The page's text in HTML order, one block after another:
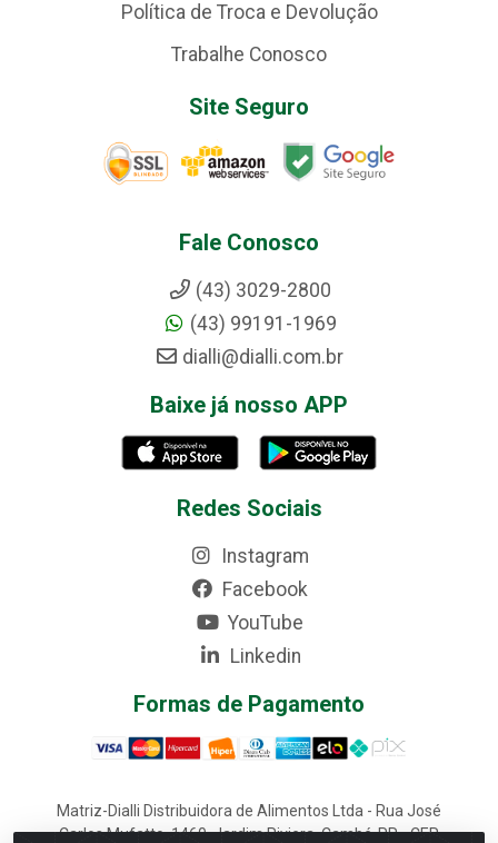
Política de Troca e Devolução
Trabalhe Conosco
Site Seguro
Fale Conosco
(43) 3029-2800
(43) 99191-1969
dialli@dialli.com.br
Baixe já nosso APP
Redes Sociais
Instagram
Facebook
YouTube
Linkedin
Formas de Pagamento
Matriz-Dialli Distribuidora de Alimentos Ltda - Rua José
Carlos Mufatto, 1460, Jardim Riviera, Cambé-PR - CEP